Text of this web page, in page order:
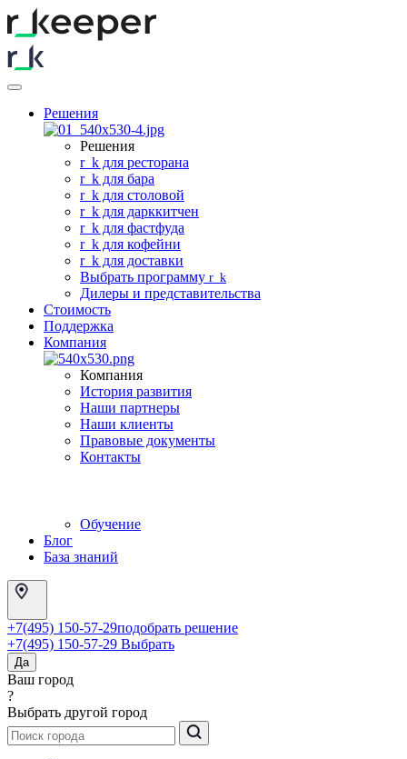
Решения
Решения
r_ k для ресторана
r_ k для бара
r_ k для столовой
r_ k для дарккитчен
r_ k для фастфуда
r_ k для кофейни
r_ k для доставки
Выбрать программу r k
Дилеры и представительства
Стоимость
Поддержка
Компания
Компания
История развития
Наши партнеры
Наши клиенты
Правовые документы
Контакты
Обучение
Блог
База знаний
+7(495) 150-57-29подобрать решение
+7(495) 150-57-29 Выбрать
Да
Ваш город
?
Выбрать другой город